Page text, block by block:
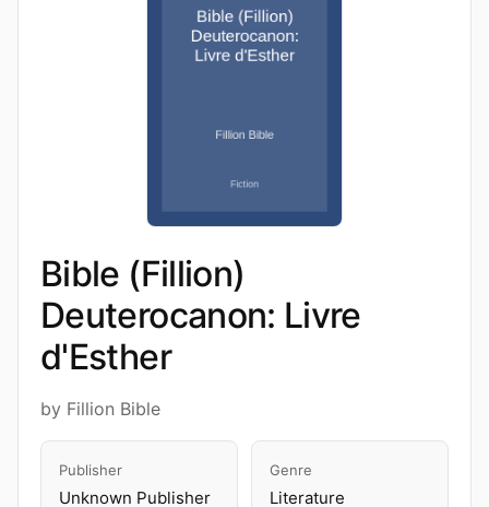
Bible (Fillion)
Deuterocanon: Livre
d'Esther
by Fillion Bible
Publisher
Unknown Publisher
Genre
Literature